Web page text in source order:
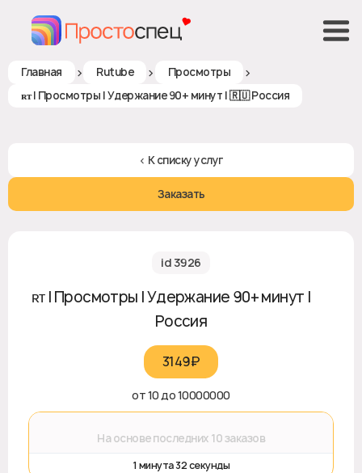
Главная > Rutube > Просмотры >
ʀᴛ | Просмотры | Удержание 90+ минут | 🇷🇺 Россия
< К списку услуг
Заказать
id 3926
ʀᴛ | Просмотры | Удержание 90+ минут | 🇷🇺
Россия
3149₽‎
от 10 до 10000000
На основе последних 10 заказов
1 минута 32 секунды